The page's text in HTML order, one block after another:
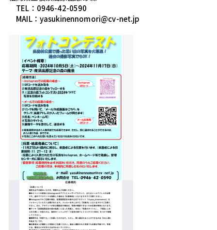
TEL：0946-42-0590
MAIL：yasukinennomori@cv-net.jp